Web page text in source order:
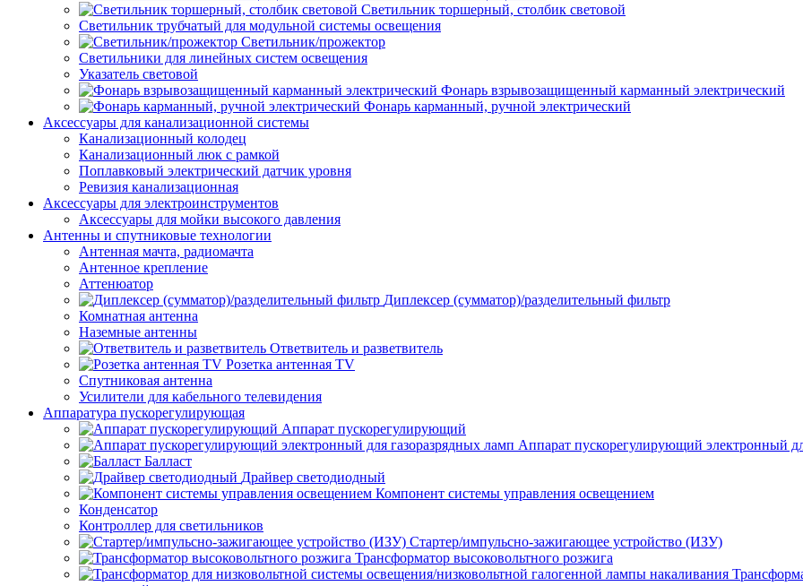
Светильник торшерный, столбик световой
Светильник трубчатый для модульной системы освещения
Светильник/прожектор
Светильники для линейных систем освещения
Указатель световой
Фонарь взрывозащищенный карманный электрический
Фонарь карманный, ручной электрический
Аксессуары для канализационной системы
Канализационный колодец
Канализационный люк с рамкой
Поплавковый электрический датчик уровня
Ревизия канализационная
Аксессуары для электроинструментов
Аксессуары для мойки высокого давления
Антенны и спутниковые технологии
Антенная мачта, радиомачта
Антенное крепление
Аттенюатор
Диплексер (сумматор)/разделительный фильтр
Комнатная антенна
Наземные антенны
Ответвитель и разветвитель
Розетка антенная TV
Спутниковая антенна
Усилители для кабельного телевидения
Аппаратура пускорегулирующая
Аппарат пускорегулирующий
Аппарат пускорегулирующий электронный
Балласт
Драйвер светодиодный
Компонент системы управления освещением
Конденсатор
Контроллер для светильников
Стартер/импульсно-зажигающее устройство (ИЗУ)
Трансформатор высоковольтного розжига